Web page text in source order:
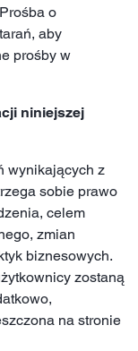
o
aby
prośby w
niniejszej
wynikających z
sobie prawo
celem
zmian
biznesowych.
zostaną
na stronie